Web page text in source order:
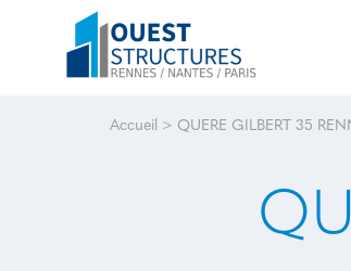
Accueil > QUERE GILBERT 35